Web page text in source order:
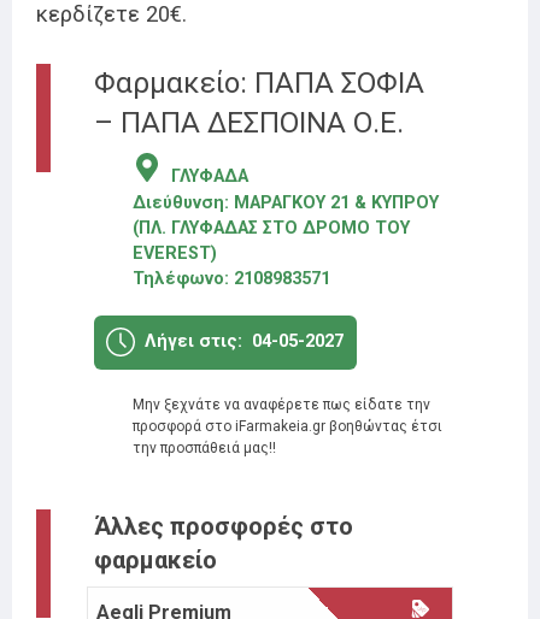
κερδίζετε 20€.
Φαρμακείο: ΠΑΠΑ ΣΟΦΙΑ
– ΠΑΠΑ ΔΕΣΠΟΙΝΑ Ο.Ε.
ΓΛΥΦΑΔΑ
Διεύθυνση: ΜΑΡΑΓΚΟΥ 21 & ΚΥΠΡΟΥ
(ΠΛ. ΓΛΥΦΑΔΑΣ ΣΤΟ ΔΡΟΜΟ ΤΟΥ
EVEREST)
Τηλέφωνο: 2108983571
Λήγει στις: 04-05-2027
Μην ξεχνάτε να αναφέρετε πως είδατε την
προσφορά στο iFarmakeia.gr βοηθώντας έτσι
την προσπάθειά μας!!
Άλλες προσφορές στο
φαρμακείο
Aegli Premium